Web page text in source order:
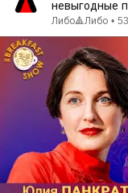
невыгодные
Либо🔺Либо •